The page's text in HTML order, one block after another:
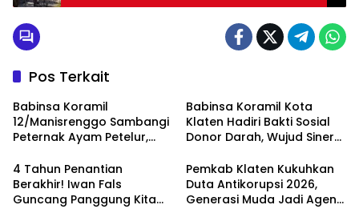
Pos Terkait
Babinsa Koramil
12/Manisrenggo Sambangi
Peternak Ayam Petelur,
Dan Perekonomian Warga
Babinsa Koramil Kota
Klaten Hadiri Bakti Sosial
Donor Darah, Wujud Sinergi
Ketersediaan Stok Darah
4 Tahun Penantian
Berakhir! Iwan Fals
Guncang Panggung Kita
Pemkab Klaten Kukuhkan
Duta Antikorupsi 2026,
Generasi Muda Jadi Agen